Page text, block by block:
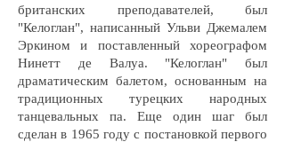
британских преподавателей, был
"Келоглан", написанный Ульви Джемалем
Эркином и поставленный хореографом
Нинетт де Валуа. "Келоглан" был
драматическим балетом, основанным на
традиционных турецких народных
танцевальных па. Еще один шаг был
сделан в 1965 году с постановкой первого